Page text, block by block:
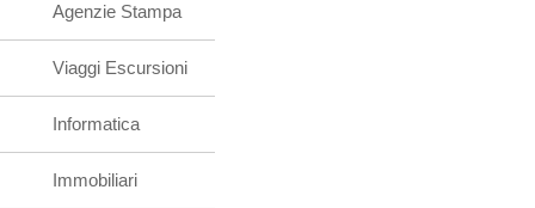
Agenzie Stampa
Viaggi Escursioni
Informatica
Immobiliari